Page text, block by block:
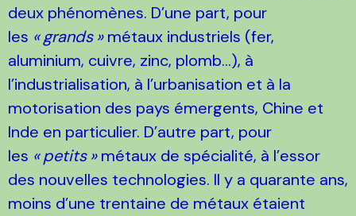
deux phénomènes. D’une part, pour
les «grands »métaux industriels (fer,
aluminium, cuivre, zinc, plomb…), à
l’industrialisation, à l’urbanisation et à la
motorisation des pays émergents, Chine et
Inde en particulier. D’autre part, pour
les «petits »métaux de spécialité, à l’essor
des nouvelles technologies. Il y a quarante ans,
moins d’une trentaine de métaux étaient